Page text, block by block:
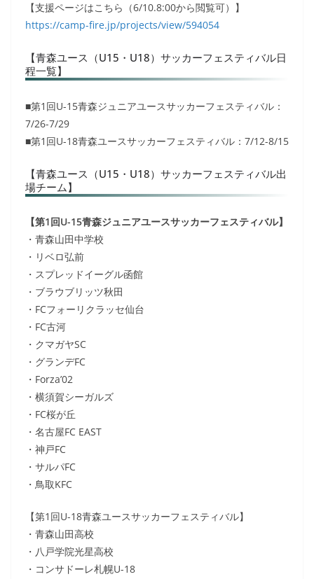
【支援ページはこちら（6/10.8:00から閲覧可）】
https://camp-fire.jp/projects/view/594054
【青森ユース（U15・U18）サッカーフェスティバル日
程一覧】
■第1回U-15青森ジュニアユースサッカーフェスティバル：
7/26-7/29
■第1回U-18青森ユースサッカーフェスティバル：7/12-8/15
【青森ユース（U15・U18）サッカーフェスティバル出
場チーム】
【第1回U-15青森ジュニアユースサッカーフェスティバル】
・青森山田中学校
・リベロ弘前
・スプレッドイーグル函館
・ブラウブリッツ秋田
・FCフォーリクラッセ仙台
・FC古河
・クマガヤSC
・グランデFC
・Forza’02
・横須賀シーガルズ
・FC桜が丘
・名古屋FC EAST
・神戸FC
・サルパFC
・鳥取KFC
【第1回U-18青森ユースサッカーフェスティバル】
・青森山田高校
・八戸学院光星高校
・コンサドーレ札幌U-18